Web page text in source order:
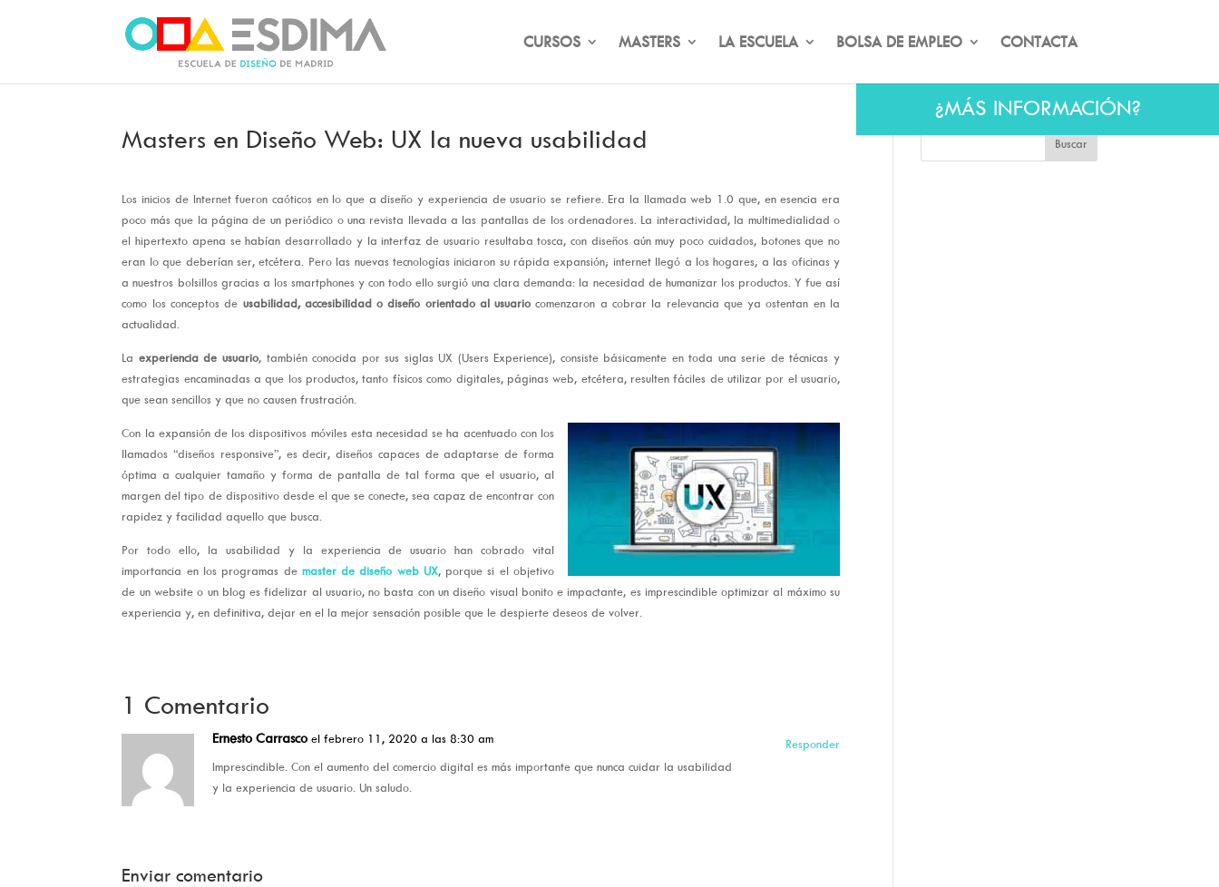
CURSOS MASTERS LA ESCUELA BOLSA DE EMPLEO CONTACTA
Masters en Diseño Web: UX la nueva usabilidad
Los inicios de Internet fueron caóticos en lo que a diseño y experiencia de usuario se refiere. Era la llamada web 1.0 que, en esencia era
poco más que la página de un periódico o una revista llevada a las pantallas de los ordenadores. La interactividad, la multimedialidad o
el hipertexto apena se habían desarrollado y la interfaz de usuario resultaba tosca, con diseños aún muy poco cuidados, botones que no
eran lo que deberían ser, etcétera. Pero las nuevas tecnologías iniciaron su rápida expansión; internet llegó a los hogares, a las oficinas y
a nuestros bolsillos gracias a los smartphones y con todo ello surgió una clara demanda: la necesidad de humanizar los productos. Y fue así
como los conceptos de usabilidad, accesibilidad o diseño orientado al usuario comenzaron a cobrar la relevancia que ya ostentan en la
actualidad.
La experiencia de usuario, también conocida por sus siglas UX (Users Experience), consiste básicamente en toda una serie de técnicas y
estrategias encaminadas a que los productos, tanto físicos como digitales, páginas web, etcétera, resulten fáciles de utilizar por el usuario,
que sean sencillos y que no causen frustración.
Con la expansión de los dispositivos móviles esta necesidad se ha acentuado con los
llamados “diseños responsive”, es decir, diseños capaces de adaptarse de forma
óptima a cualquier tamaño y forma de pantalla de tal forma que el usuario, al
margen del tipo de dispositivo desde el que se conecte, sea capaz de encontrar con
rapidez y facilidad aquello que busca.
Por todo ello, la usabilidad y la experiencia de usuario han cobrado vital
importancia en los programas de master de diseño web UX, porque si el objetivo
de un website o un blog es fidelizar al usuario, no basta con un diseño visual bonito e impactante, es imprescindible optimizar al máximo su
experiencia y, en definitiva, dejar en el la mejor sensación posible que le despierte deseos de volver.
1 Comentario
Ernesto Carrasco el febrero 11, 2020 a las 8:30 am
Imprescindible. Con el aumento del comercio digital es más importante que nunca cuidar la usabilidad
y la experiencia de usuario. Un saludo.
Responder
Enviar comentario
¿MÁS INFORMACIÓN?